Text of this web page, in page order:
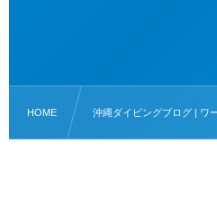
HOME 沖縄ダイビングブログ | ワ